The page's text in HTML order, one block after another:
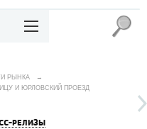
РЫНКА
→
И ЮРЛОВСКИЙ ПРОЕЗД
РЕЛИЗЫ